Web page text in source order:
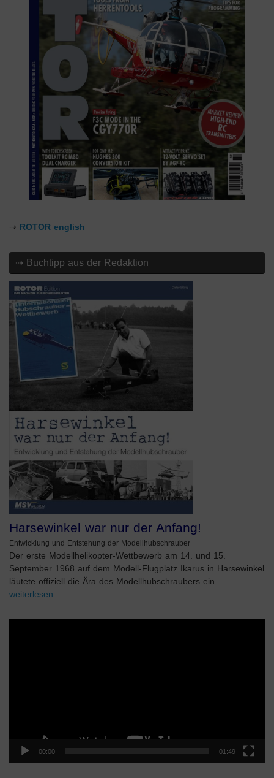
⇢ ROTOR english
⇢ Buchtipp aus der Redaktion
Harsewinkel war nur der Anfang!
Entwicklung und Entstehung der Modellhubschrauber
Der erste Modellhelikopter-Wettbewerb am 14. und 15.
September 1968 auf dem Modell-Flugplatz Ikarus in Harsewinkel
läutete offiziell die Ära des Modellhubschraubers ein …
weiterlesen …
00:00 01:49